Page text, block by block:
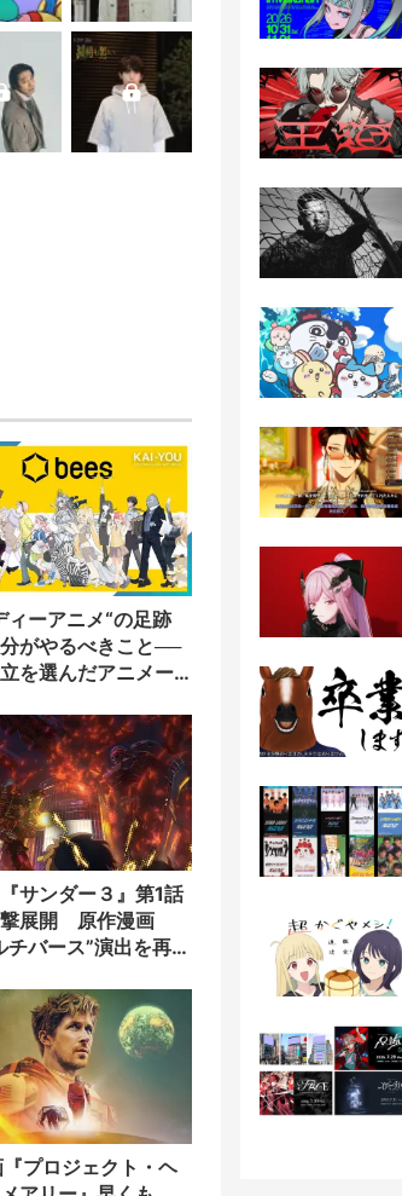
ィーアニメ“の足跡
がやるべきこと──
を選んだアニメー
サンダー３』第1話
展開 原作漫画
チバース”演出を再構
プロジェクト・ヘ